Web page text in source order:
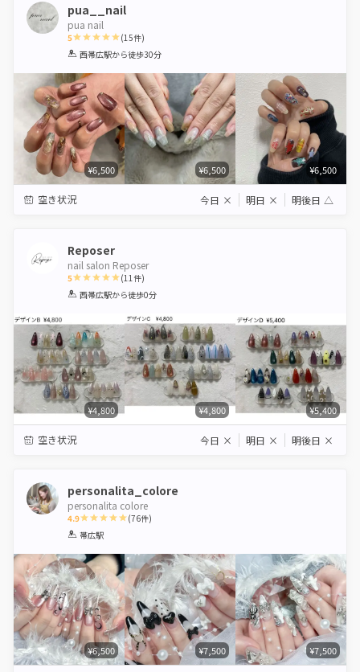
pua__nail
pua nail
5
1 2 3 4 5
(15件)
西帯広駅から徒歩30分
¥6,500 ¥6,500 ¥6,500
空き状況 今日 × 明日 × 明後日 △
Reposer
nail salon Reposer
5
1 2 3 4 5
(11件)
西帯広駅から徒歩0分
¥4,800 ¥4,800 ¥5,400
空き状況 今日 × 明日 × 明後日 ×
personalita_colore
personalita colore
4.9
1 2 3
(76件)
帯広駅
¥6,500 ¥7,500 ¥7,500